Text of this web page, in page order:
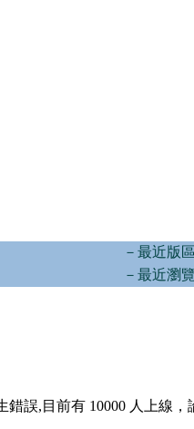
－最近版
－最近瀏
錯誤,目前有 10000 人上線